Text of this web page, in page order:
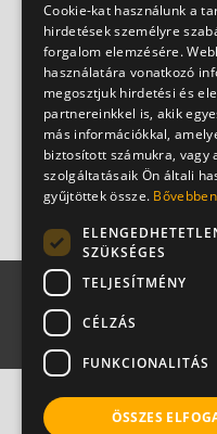
Ilyen
a
Dr. Kiss Gábor
Cookie-kat használunk a
hirdetések személyre
forgalom elemzésére.
használatára vonatkozó
megosztjuk hirdetési és
partnereinkkel is, akik
más információkkal,
biztosított számukra, vagy
szolgáltatásaik Ön általi
gyűjtöttek össze. Bővebben
SZÜKSÉGES
TELJESÍTMÉNY
CÉLZÁS
FUNKCIONALITÁS
ÖSSZES